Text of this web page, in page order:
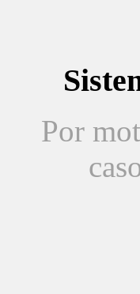
Por